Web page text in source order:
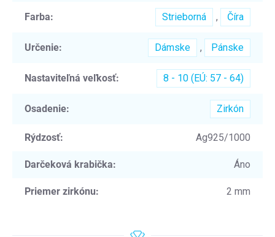
Farba: Strieborná , Číra
Určenie: Dámske , Pánske
Nastaviteľná veľkosť: 8 - 10 (EÚ: 57 - 64)
Osadenie: Zirkón
Rýdzosť: Ag925/1000
Darčeková krabička: Áno
Priemer zirkónu: 2 mm